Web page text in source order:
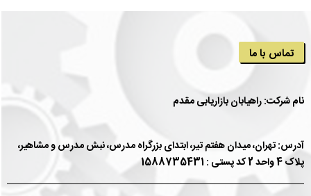
تماس با ما
نام شرکت: راهیابان بازاریابی مقدم
آدرس: تهران، میدان هفتم تیر، ابتدای بزرگراه مدرس،‌ نبش مدرس و مشاهیر،
پلاک 4 واحد 2 کد پستی : 1588735431